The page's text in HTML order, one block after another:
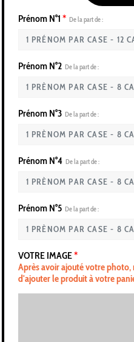
Prénom N°1 * De la part de :
Prénom N°2 De la part de :
Prénom N°3 De la part de :
Prénom N°4 De la part de :
Prénom N°5 De la part de :
VOTRE IMAGE*
Après avoir ajouté votre photo,
d'ajouter le produit à votre